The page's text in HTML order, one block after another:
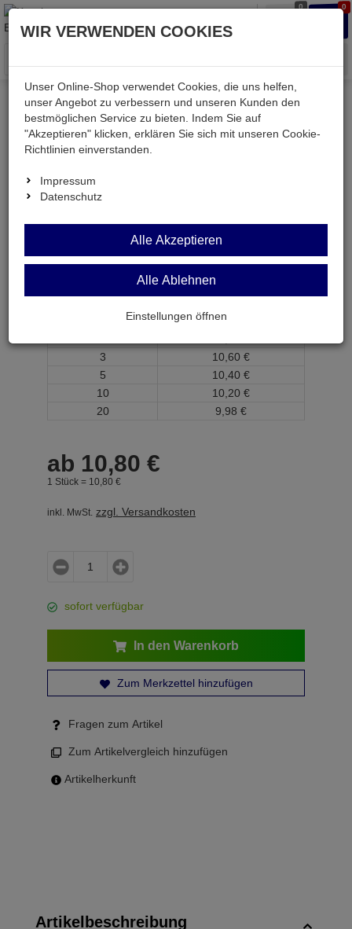
0 0
Menü
Weiter einkaufen Kessler electronic
mechanisch
SPCM3
SPCM3
Mutter M3 Kunststoff (Polykarbonat)
ab Menge
Preis je Stück
3
10, 60 €
5
10, 40 €
10
10, 20 €
20
9, 98 €
ab 10,80 €
1 Stück = 10, 80 €
inkl. MwSt. zzgl. Versandkosten
sofort verfügbar
In den Warenkorb
Zum Merkzettel hinzufügen
Fragen zum Artikel
Zum Artikelvergleich hinzufügen
Artikelherkunft
Artikelbeschreibung
WIR VERWENDEN COOKIES
Unser Online-Shop verwendet Cookies, die uns helfen,
unser Angebot zu verbessern und unseren Kunden den
bestmöglichen Service zu bieten. Indem Sie auf
"Akzeptieren" klicken, erklären Sie sich mit unseren Cookie-
Richtlinien einverstanden.
Impressum
Datenschutz
Alle Akzeptieren
Alle Ablehnen
Einstellungen öffnen